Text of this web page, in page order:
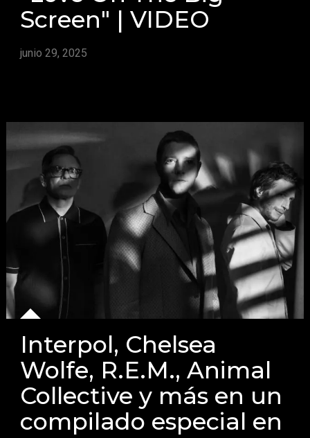
Screen" | VIDEO
junio 29, 2025
Interpol, Chelsea
Wolfe, R.E.M., Animal
Collective y más en un
compilado especial en